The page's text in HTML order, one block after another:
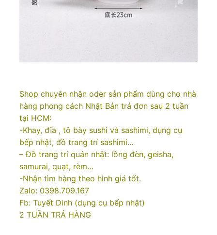
Shop chuyên nhận oder sản phẩm dùng cho nhà
hàng phong cách Nhật Bản trả đơn sau 2 tuần
tại HCM:
-Khay, đĩa , tô bày sushi và sashimi, dụng cụ
bếp nhật, đồ trang trí sashimi…
– Đồ trang trí quán nhật: lồng đèn, geisha,
samurai, quạt, rèm…
-Nhận tìm hàng theo hình giá tốt.
Zalo: 0398.709.167
Fb: Tuyết Dinh (dụng cụ bếp nhật)
2 TUẦN TRẢ HÀNG